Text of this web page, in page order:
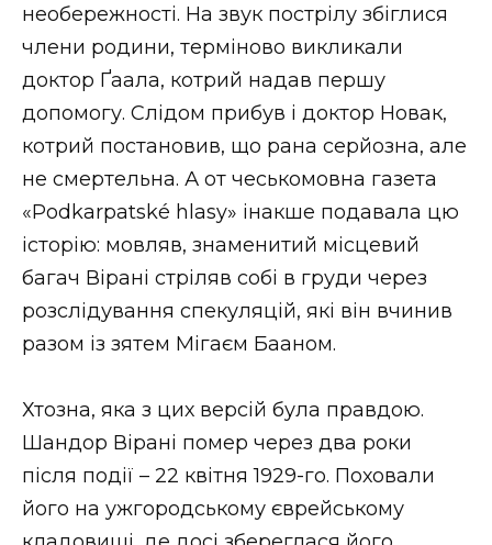
необережності. На звук пострілу збіглися
члени родини, терміново викликали
доктор Ґаала, котрий надав першу
допомогу. Слідом прибув і доктор Новак,
котрий постановив, що рана серйозна, але
не смертельна. А от чеськомовна газета
«Podkarpatské hlasy» інакше подавала цю
історію: мовляв, знаменитий місцевий
багач Вірані стріляв собі в груди через
розслідування спекуляцій, які він вчинив
разом із зятем Мігаєм Бааном.
Хтозна, яка з цих версій була правдою.
Шандор Вірані помер через два роки
після події – 22 квітня 1929-го. Поховали
його на ужгородському єврейському